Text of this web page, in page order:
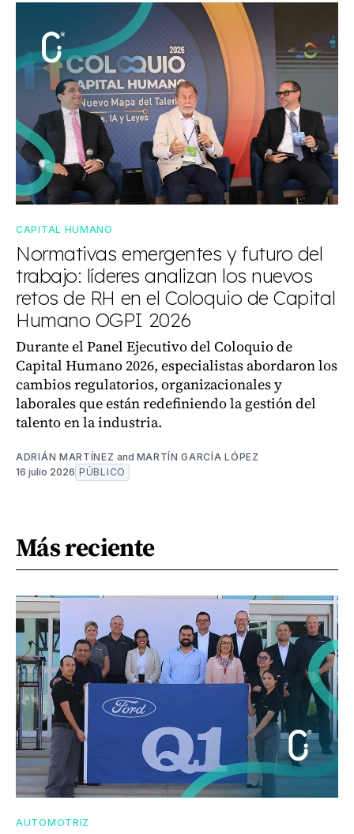
CAPITAL HUMANO
Normativas emergentes y futuro del
trabajo: líderes analizan los nuevos
retos de RH en el Coloquio de Capital
Humano OGPI 2026
Durante el Panel Ejecutivo del Coloquio de
Capital Humano 2026, especialistas abordaron los
cambios regulatorios, organizacionales y
laborales que están redefiniendo la gestión del
talento en la industria.
ADRIÁN MARTÍNEZ and MARTÍN GARCÍA LÓPEZ
16 julio 2026 PÚBLICO
Más reciente
AUTOMOTRIZ